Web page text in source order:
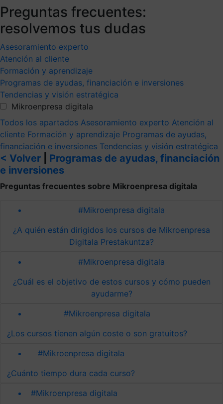
Preguntas frecuentes:
resolvemos tus dudas
Asesoramiento experto
Atención al cliente
Formación y aprendizaje
Programas de ayudas, financiación e inversiones
Tendencias y visión estratégica
Mikroenpresa digitala
Todos los apartados Asesoramiento experto Atención al
cliente Formación y aprendizaje Programas de ayudas,
financiación e inversiones Tendencias y visión estratégica
< Volver
Programas de ayudas, financiación
e inversiones
Preguntas frecuentes sobre Mikroenpresa digitala
#Mikroenpresa digitala
¿A quién están dirigidos los cursos de Mikroenpresa
Digitala Prestakuntza?
#Mikroenpresa digitala
¿Cuál es el objetivo de estos cursos y cómo pueden
ayudarme?
#Mikroenpresa digitala
¿Los cursos tienen algún coste o son gratuitos?
#Mikroenpresa digitala
¿Cuánto tiempo dura cada curso?
#Mikroenpresa digitala